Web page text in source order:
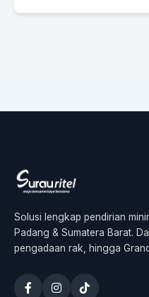
Solusi lengkap pendirian
Padang & Sumatera Barat.
pengadaan rak, hingga